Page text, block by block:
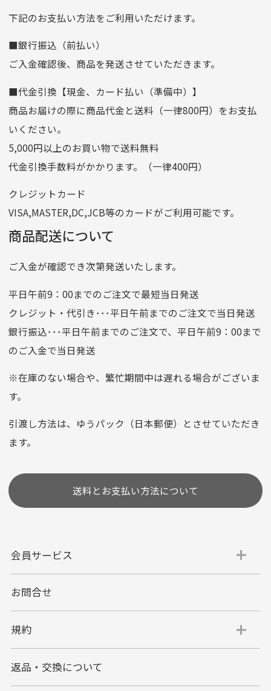
[…]
支店名
和歌山支店
口座種別
普通
口座番号
0255557
口座名義
株式会社一条
ゆうちょ銀行
ゆうちょ間
記号
14710
他銀行から
店名
四七八（読みヨンナナハチ）
店番
478
預金種目
普通預金
口座番号
0776226
口座名義
株式会社一条
クレジットカード
選びいただけない場合がございます。
代金引換
代引手数料一律400円
す。
代金引換でのお支払い方法は現金のみとなりま
下記のお支払い方法をご利用いただけます。
■銀行振込（前払い）
ご入金確認後、商品を発送させていただきます。
■代金引換【現金、カード払い（準備中）】
商品お届けの際に商品代金と送料（一律800円）をお支払
いください。
5,000円以上のお買い物で送料無料
代金引換手数料がかかります。（一律400円）
クレジットカード
VISA,MASTER,DC,JCB等のカードがご利用可能です。
商品配送について
ご入金が確認でき次第発送いたします。
平日午前9：00までのご注文で最短当日発送
クレジット・代引き･･･平日午前までのご注文で当日発送
銀行振込･･･平日午前までのご注文で、平日午前9：00まで
のご入金で当日発送
※在庫のない場合や、繁忙期間中は遅れる場合がございま
す。
引渡し方法は、ゆうパック（日本郵便）とさせていただき
ます。
送料とお支払い方法について
会員サービス
お問合せ
規約
返品・交換について